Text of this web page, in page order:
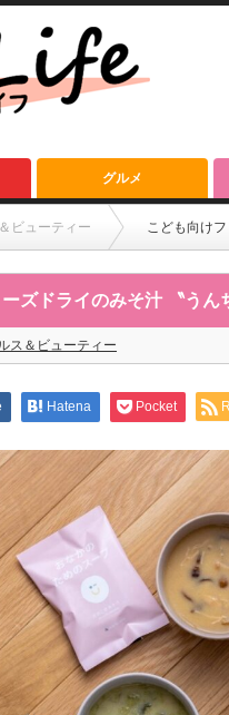
グルメ
ビューティー こども向け
ズドライのみそ汁 〝う
ス＆ビューティー
Hatena Pocket